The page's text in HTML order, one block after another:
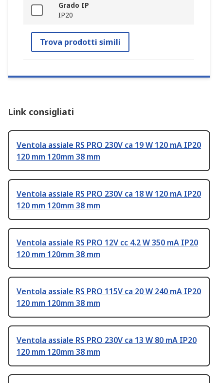
Grado IP
IP20
Trova prodotti simili
Link consigliati
Ventola assiale RS PRO 230V ca 19 W 120 mA IP20
120 mm 120mm 38 mm
Ventola assiale RS PRO 230V ca 18 W 120 mA IP20
120 mm 120mm 38 mm
Ventola assiale RS PRO 12V cc 4.2 W 350 mA IP20
120 mm 120mm 38 mm
Ventola assiale RS PRO 115V ca 20 W 240 mA IP20
120 mm 120mm 38 mm
Ventola assiale RS PRO 230V ca 13 W 80 mA IP20
120 mm 120mm 38 mm